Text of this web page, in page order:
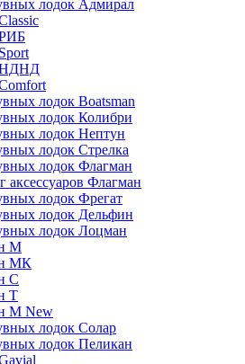
лодок Адмирал
НДНД
лодок Boatsman
лодок Колибри
лодок Нептун
лодок Стрелка
лодок Флагман
аксессуаров Флагман
лодок Фрегат
лодок Дельфин
лодок Лоцман
М
МК
С
Т
М New
лодок Солар
лодок Пеликан